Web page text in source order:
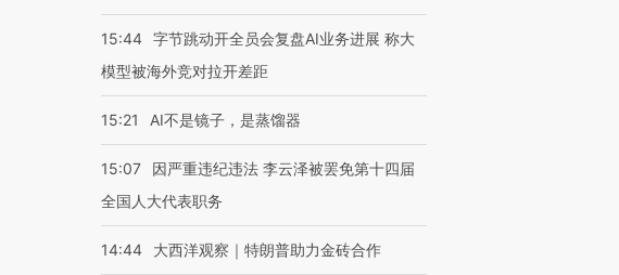
15:44 字节跳动开全员会复盘AI业务进展 称大
模型被海外竞对拉开差距
15:21 AI不是镜子，是蒸馏器
15:07
因严重违纪违法 李云泽被罢免第十四届
全国人大代表职务
14:44 大西洋观察｜特朗普助力金砖合作